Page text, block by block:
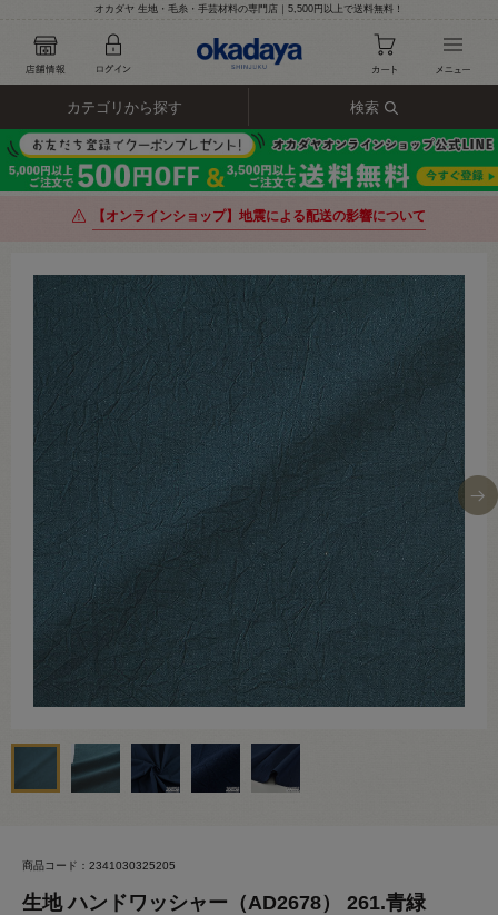
オカダヤ 生地・毛糸・手芸材料の専門店｜5,500円以上で送料無料！
カテゴリから探す 検索
【オンラインショップ】地震による配送の影響について
商品コード：2341030325205
生地 ハンドワッシャー（AD2678） 261.青緑